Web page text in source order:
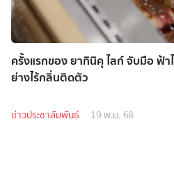
ครั้งแรกของ ยากินิคุ ไลก์ จับมือ ฟ้
ย่างไร้กลิ่นติดตัว
ข่าวประชาสัมพันธ์ 19 พ.ย. 68